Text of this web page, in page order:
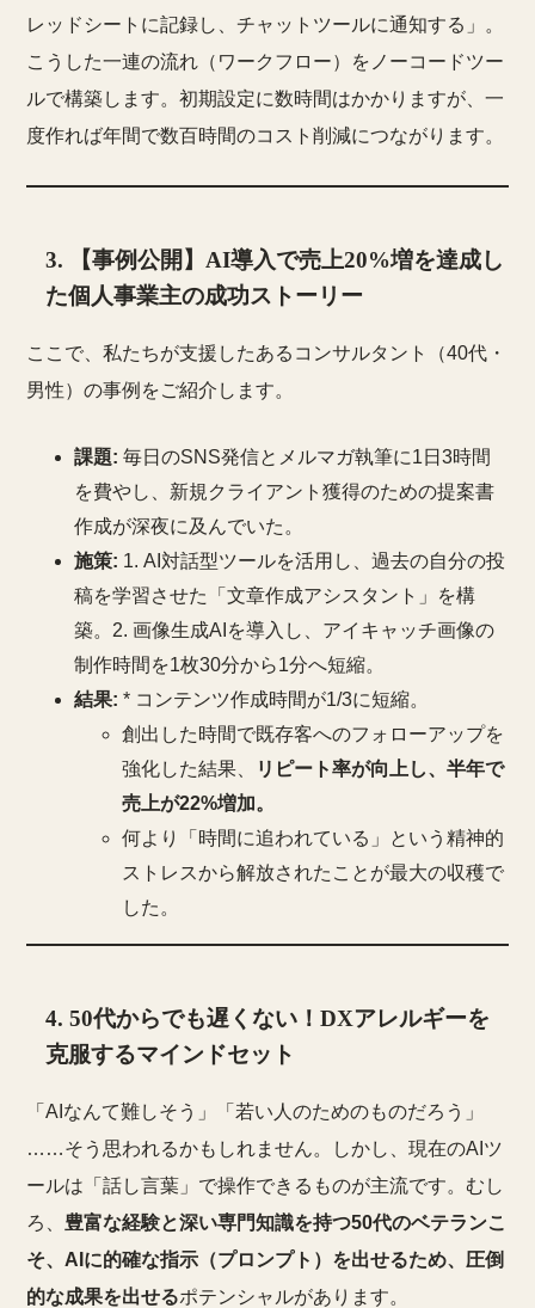
レッドシートに記録し、チャットツールに通知する」。
こうした一連の流れ（ワークフロー）をノーコードツー
ルで構築します。初期設定に数時間はかかりますが、一
度作れば年間で数百時間のコスト削減につながります。
3. 【事例公開】AI導入で売上20%増を達成し
た個人事業主の成功ストーリー
ここで、私たちが支援したあるコンサルタント（40代・
男性）の事例をご紹介します。
課題: 毎日のSNS発信とメルマガ執筆に1日3時間
を費やし、新規クライアント獲得のための提案書
作成が深夜に及んでいた。
施策: 1. AI対話型ツールを活用し、過去の自分の投
稿を学習させた「文章作成アシスタント」を構
築。2. 画像生成AIを導入し、アイキャッチ画像の
制作時間を1枚30分から1分へ短縮。
結果: * コンテンツ作成時間が1/3に短縮。
創出した時間で既存客へのフォローアップを
強化した結果、
リピート率が向上し、半年で
売上が22%増加。
何より「時間に追われている」という精神的
ストレスから解放されたことが最大の収穫で
した。
4. 50代からでも遅くない！DXアレルギーを
克服するマインドセット
「AIなんて難しそう」「若い人のためのものだろう」
……そう思われるかもしれません。しかし、現在のAIツ
ールは「話し言葉」で操作できるものが主流です。むし
ろ、 豊富な経験と深い専門知識を持つ50代のベテランこ
そ、AIに的確な指示（プロンプト）を出せるため、圧倒
的な成果を出せるポテンシャルがあります。